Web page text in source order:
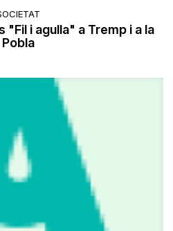
"Fil i agulla" a Tremp i a la
Pobla